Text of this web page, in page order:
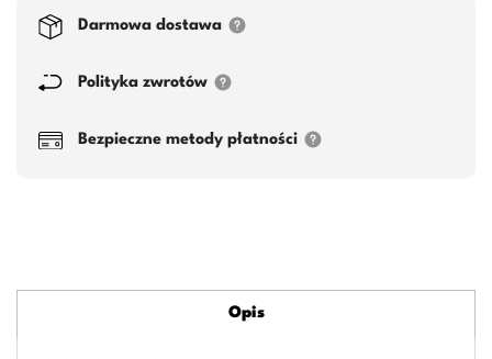
Darmowa dostawa
Polityka zwrotów
Bezpieczne metody płatności
Opis